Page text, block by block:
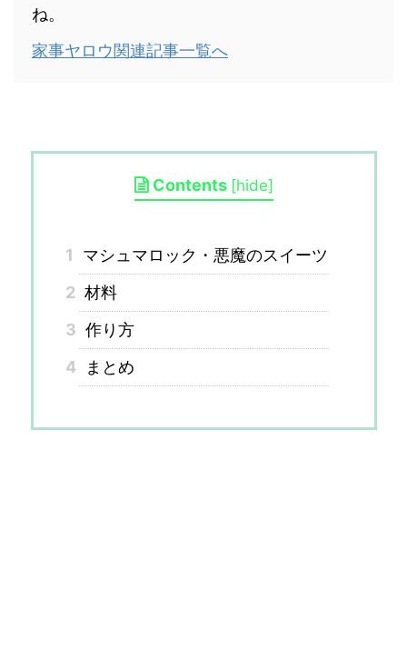
ね。
家事ヤロウ関連記事一覧へ
Contents [hide]
1
マシュマロック・悪魔のスイーツ
2 材料
3 作り方
4
まとめ